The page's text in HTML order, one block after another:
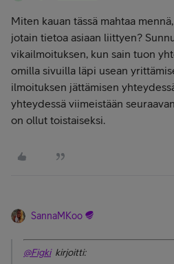
Miten kauan tässä mahtaa
jotain tietoa asiaan liittyen?
vikailmoituksen, kun sain tuon
omilla sivuilla läpi usean
ilmoituksen jättämisen
yhteydessä viimeistään
on ollut toistaiseksi.
SannaMKoo
@Figkikirjoitti: